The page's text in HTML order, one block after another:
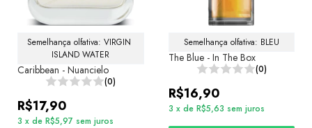
Semelhança olfativa: VIRGIN
ISLAND WATER
Caribbean - Nuancielo
(0)
R$17,90
3 x de R$5,97 sem juros
Semelhança olfativa: BLEU
The Blue - In The Box
(0)
R$16,90
3 x de R$5,63 sem juros